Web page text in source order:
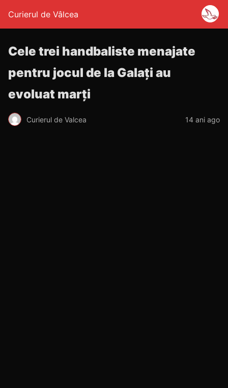
Curierul de Vâlcea
Cele trei handbaliste menajate
pentru jocul de la Galaţi au
evoluat marţi
Curierul de Valcea 14 ani ago